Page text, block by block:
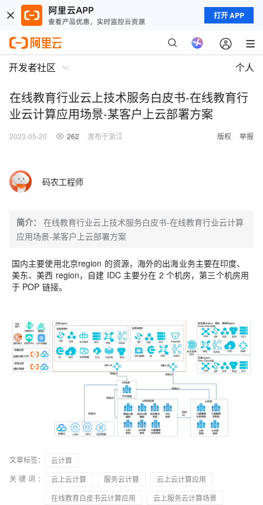
打开 APP
开发者社区 个人
在线教育行业云上技术服务白皮书-在线教育行
业云计算应用场景-某客户上云部署方案
2023-05-20 262 发布于浙江 版权 举报
码农工程师
简介：
在线教育行业云上技术服务白皮书-在线教育行业云计算
应用场景-某客户上云部署方案
国内主要使用北京region 的资源， 海外的出海业务主要在印度、
美东、美西 region， 自建 IDC 主要分在 2 个机房，第三个机房用
于 POP 链接。
文章标签：
云计算
关键词：
云上云计算 服务云计算
云上云计算应用
在线教育白皮书云计算应用
云上服务云计算场景